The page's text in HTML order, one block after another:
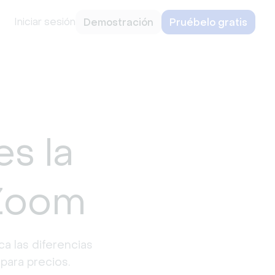
Iniciar sesión Demostración Pruébelo gratis
la
las diferencias
precios.